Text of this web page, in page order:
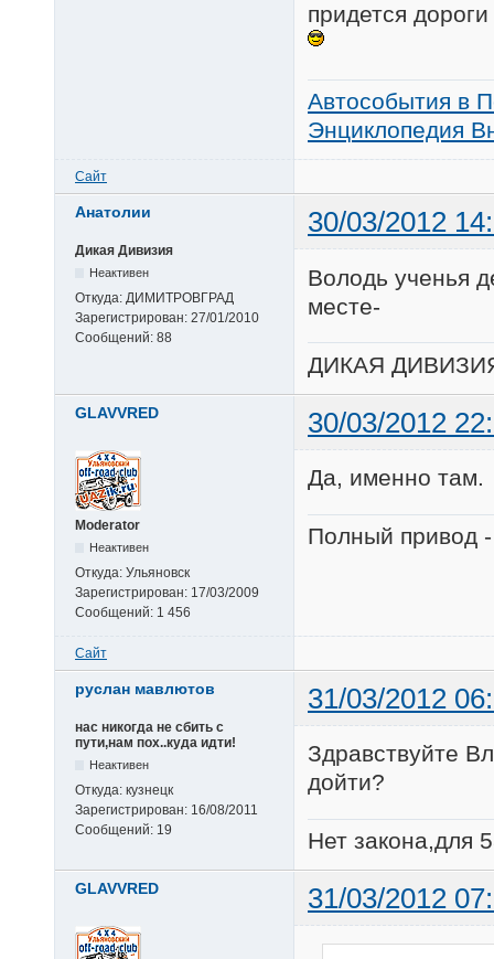
придется дороги
Автособытия в
Энциклопедия
Сайт
Анатолии 30/03/2012
Дикая Дивизия
Неактивен
Откуда: ДИМИТРОВГРАД
Зарегистрирован: 27/01/2010
Сообщений: 88
Володь ученья
месте-
ДИКАЯ
GLAVVRED 30/03/2012
Moderator
Неактивен
Откуда: Ульяновск
Зарегистрирован: 17/03/2009
Сообщений: 1 456
Да, именно там.
Полный привод
Сайт
руслан мавлютов 31/03/2012
нас никогда не сбить с
пути,нам пох..куда идти!
Неактивен
Откуда: кузнецк
Зарегистрирован: 16/08/2011
Сообщений: 19
Здравствуйте
дойти?
Нет закона,для
GLAVVRED 31/03/2012